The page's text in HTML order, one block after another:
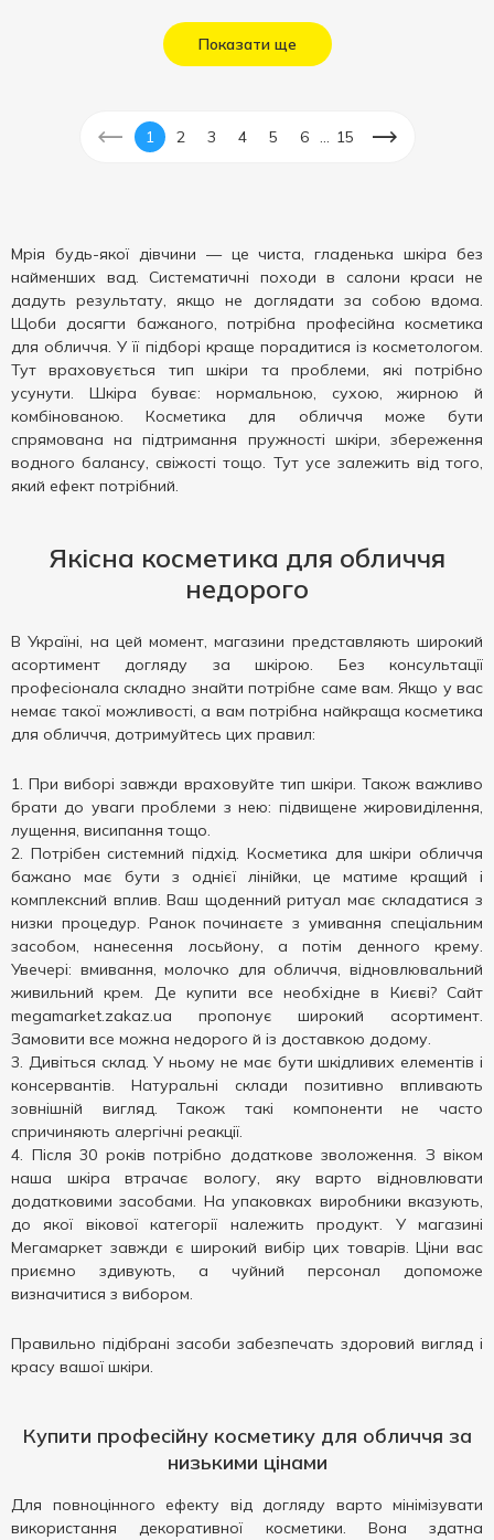
Показати ще
1 2 3 4 5 6 15
Мрія будь-якої дівчини — це чиста, гладенька шкіра без
найменших вад. Систематичні походи в салони краси не
дадуть результату, якщо не доглядати за собою вдома.
Щоби досягти бажаного, потрібна професійна косметика
для обличчя. У її підборі краще порадитися із косметологом.
Тут враховується тип шкіри та проблеми, які потрібно
усунути. Шкіра буває: нормальною, сухою, жирною й
комбінованою. Косметика для обличчя може бути
спрямована на підтримання пружності шкіри, збереження
водного балансу, свіжості тощо. Тут усе залежить від того,
який ефект потрібний.
Якісна косметика для обличчя
недорого
В Україні, на цей момент, магазини представляють широкий
асортимент догляду за шкірою. Без консультації
професіонала складно знайти потрібне саме вам. Якщо у вас
немає такої можливості, а вам потрібна найкраща косметика
для обличчя, дотримуйтесь цих правил:
При виборі завжди враховуйте тип шкіри. Також важливо
брати до уваги проблеми з нею: підвищене жировиділення,
лущення, висипання тощо.
Потрібен системний підхід. Косметика для шкіри обличчя
бажано має бути з однієї лінійки, це матиме кращий і
комплексний вплив. Ваш щоденний ритуал має складатися з
низки процедур. Ранок починаєте з умивання спеціальним
засобом, нанесення лосьйону, а потім денного крему.
Увечері: вмивання, молочко для обличчя, відновлювальний
живильний крем. Де купити все необхідне в Києві? Сайт
megamarket.zakaz.ua пропонує широкий асортимент.
Замовити все можна недорого й із доставкою додому.
Дивіться склад. У ньому не має бути шкідливих елементів і
консервантів. Натуральні склади позитивно впливають
зовнішній вигляд. Також такі компоненти не часто
спричиняють алергічні реакції.
Після 30 років потрібно додаткове зволоження. З віком
наша шкіра втрачає вологу, яку варто відновлювати
додатковими засобами. На упаковках виробники вказують,
до якої вікової категорії належить продукт. У магазині
Мегамаркет завжди є широкий вибір цих товарів. Ціни вас
приємно здивують, а чуйний персонал допоможе
визначитися з вибором.
Правильно підібрані засоби забезпечать здоровий вигляд і
красу вашої шкіри.
Купити професійну косметику для обличчя за
низькими цінами
Для повноцінного ефекту від догляду варто мінімізувати
використання декоративної косметики. Вона здатна